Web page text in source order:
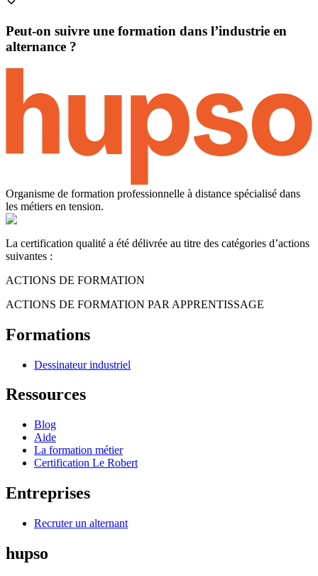
Peut-on suivre une formation dans l’industrie en
alternance ?
Organisme de formation professionnelle à distance spécialisé dans
les métiers en tension.
La certification qualité a été délivrée au titre des catégories d’actions
suivantes :
ACTIONS DE FORMATION
ACTIONS DE FORMATION PAR APPRENTISSAGE
Formations
Dessinateur industriel
Ressources
Blog
Aide
La formation métier
Certification Le Robert
Entreprises
Recruter un alternant
hupso